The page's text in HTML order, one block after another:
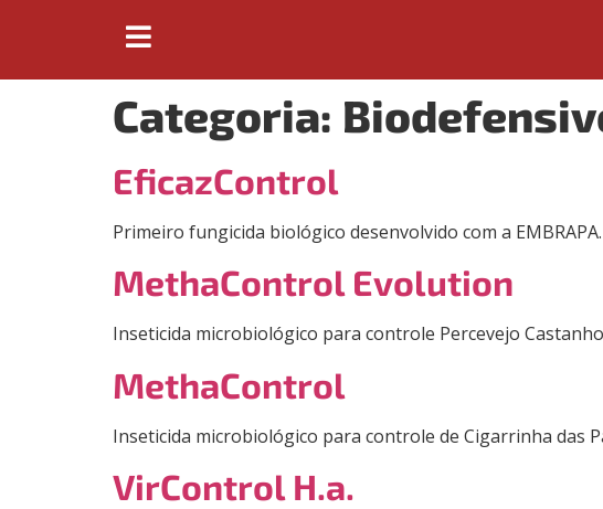
Categoria:
EficazControl
Primeiro fungicida biológico desenvolvido com a EMBRAPA.
MethaControl Evolution
Inseticida microbiológico para controle Percevejo
MethaControl
Inseticida microbiológico para controle de Cigarrinha das
VirControl H.a.